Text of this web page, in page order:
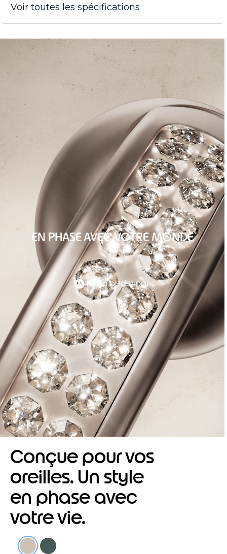
Voir toutes les spécifications
EN PHASE AVEC VOTRE MONDE
Conçue pour vos
oreilles. Un style
en phase avec
votre vie.